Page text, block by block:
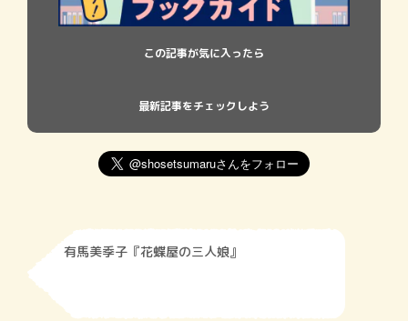
この記事が気に入ったら
最新記事をチェックしよう
有馬美季子『花蝶屋の三人娘』